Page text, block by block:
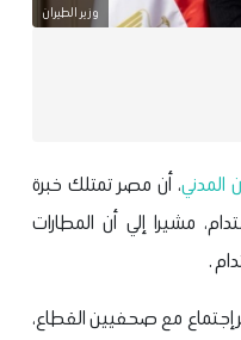
وزير الطيران
المدني، أن مصر تمتلك خبرة
مشيرا إلي أن المطارات
.
إجتماع مع صحفيين القطاع،